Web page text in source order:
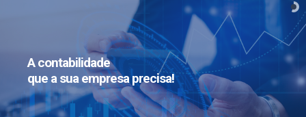
A contabilidade
que a sua empresa precisa!